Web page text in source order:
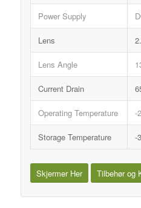
Power Supply
Lens
Lens Angle
Current Drain
Operating Temperature -
Storage Temperature -
Skjermer Her Tilbehør og